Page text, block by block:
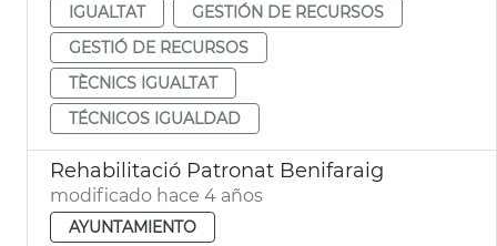
IGUALTAT
GESTIÓN DE RECURSOS
GESTIÓ DE RECURSOS
TÈCNICS IGUALTAT
TÉCNICOS IGUALDAD
Rehabilitació Patronat Benifaraig
modificado hace 4 años
AYUNTAMIENTO